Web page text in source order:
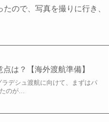
ので、写真を撮りに行き、
は？【海外渡航準備】
デシュ渡航に向けて、まずはパ
のが…